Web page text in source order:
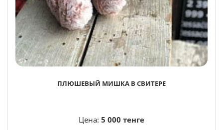
ПЛЮШЕВЫЙ МИШКА В СВИТЕРЕ
Цена: 5 000 тенге